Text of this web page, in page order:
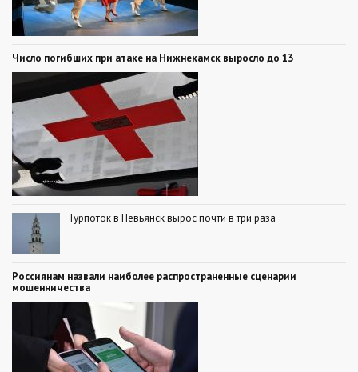
Число погибших при атаке на Нижнекамск выросло до 13
Турпоток в Невьянск вырос почти в три раза
Россиянам назвали наиболее распространенные сценарии
мошенничества